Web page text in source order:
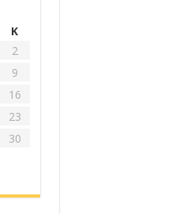
Κ
2
9
16
23
30